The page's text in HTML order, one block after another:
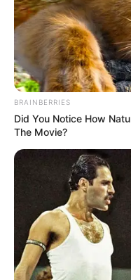
เนื้อหาที่ได้รับการโปรโมต
BRAINBERRIES
Did You Notice How
The Movie?